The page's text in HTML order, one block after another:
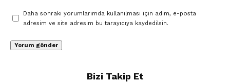
Daha sonraki yorumlarımda kullanılması için adım, e-posta
adresim ve site adresim bu tarayıcıya kaydedilsin.
Bizi Takip Et